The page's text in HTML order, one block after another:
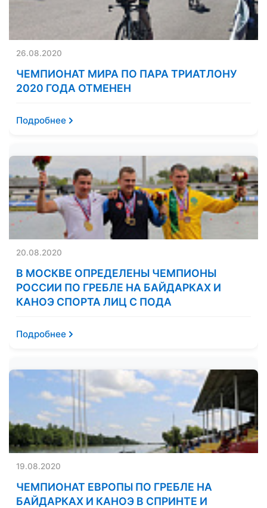
26.08.2020
ЧЕМПИОНАТ МИРА ПО ПАРА ТРИАТЛОНУ
2020 ГОДА ОТМЕНЕН
Подробнее
20.08.2020
В МОСКВЕ ОПРЕДЕЛЕНЫ ЧЕМПИОНЫ
РОССИИ ПО ГРЕБЛЕ НА БАЙДАРКАХ И
КАНОЭ СПОРТА ЛИЦ С ПОДА
Подробнее
19.08.2020
ЧЕМПИОНАТ ЕВРОПЫ ПО ГРЕБЛЕ НА
БАЙДАРКАХ И КАНОЭ В СПРИНТЕ И